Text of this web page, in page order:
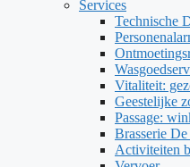
Services
Technische
Vitaliteit:
Geestelijke
Passage:
Brasserie
Activiteiten